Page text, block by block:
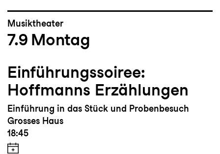
Musiktheater
7.9 Montag
Einführungssoiree:
Hoffmanns Erzählungen
Einführung in das Stück und Probenbesuch
Grosses Haus
18:45